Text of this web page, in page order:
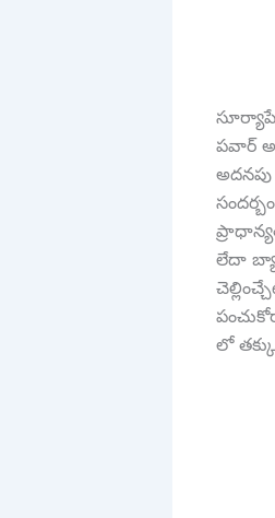
పవార్
లేదా
లో